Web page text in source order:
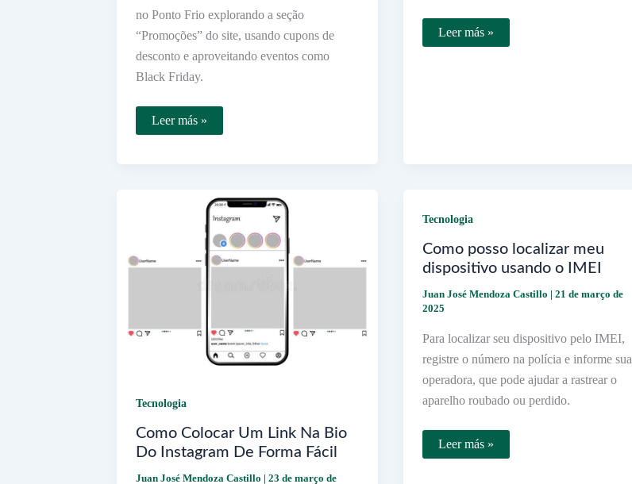
no Ponto Frio explorando a seção
“Promoções” do site, usando cupons de
desconto e aproveitando eventos como
Black Friday.
Onde
Encontrar
Leer más »
Qual
é
Leer más »
Tecnologia
Como Colocar Um Link Na Bio
Do Instagram De Forma Fácil
Juan José Mendoza Castillo | 23 de março de
Tecnologia
Como posso localizar meu
dispositivo usando o IMEI
Juan José Mendoza Castillo | 21 de março de
2025
Para localizar seu dispositivo pelo IMEI,
registre o número na polícia e informe sua
operadora, que pode ajudar a rastrear o
aparelho roubado ou perdido.
Como
posso
Leer más »